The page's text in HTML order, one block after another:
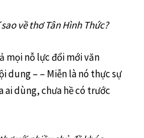
về thơ Tân Hình Thức?
mọi nỗ lực đổi mới văn
dung – – Miễn là nó thực sự
ai dùng, chưa hề có trước